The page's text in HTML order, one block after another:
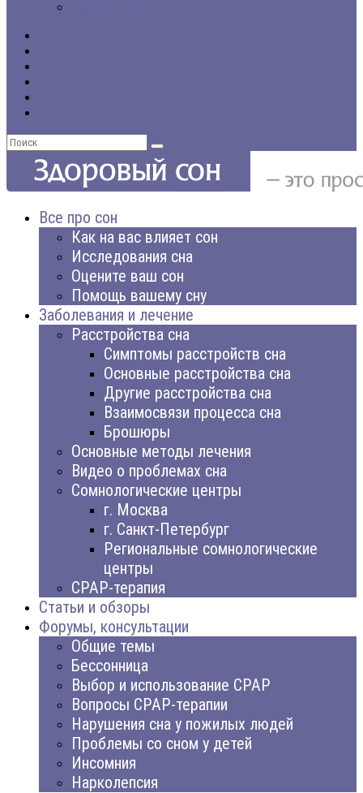
Все про сон
Как на вас влияет сон
Исследования сна
Оцените ваш сон
Помощь вашему сну
Заболевания и лечение
Расстройства сна
Симптомы расстройств сна
Основные расстройства сна
Другие расстройства сна
Взаимосвязи процесса сна
Брошюры
Основные методы лечения
Видео о проблемах сна
Сомнологические центры
г. Москва
г. Санкт-Петербург
Региональные сомнологические
центры
CPAP-терапия
Статьи и обзоры
Форумы, консультации
Общие темы
Бессонница
Выбор и использование CPAP
Вопросы CPAP-терапии
Нарушения сна у пожилых людей
Проблемы со сном у детей
Инсомния
Нарколепсия